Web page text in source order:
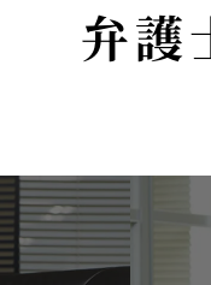
弁護